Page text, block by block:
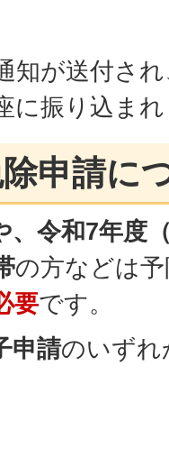
知が送付さ
に振り込ま
申請に
、令和7年度
の方などは
要です。
申請のいずれ